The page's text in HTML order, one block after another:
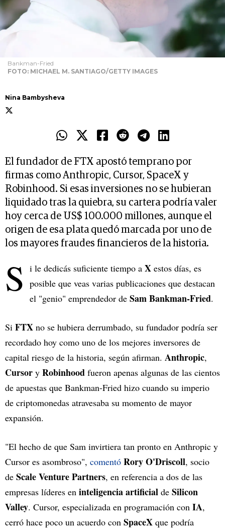
Bankman-Fried
FOTO: MICHAEL M. SANTIAGO/GETTY IMAGES
Nina Bambysheva
El fundador de FTX apostó temprano por
firmas como Anthropic, Cursor, SpaceX y
Robinhood. Si esas inversiones no se hubieran
liquidado tras la quiebra, su cartera podría valer
hoy cerca de US$ 100.000 millones, aunque el
origen de esa plata quedó marcada por uno de
los mayores fraudes financieros de la historia.
S i le dedicás suficiente tiempo a X estos días, es
posible que veas varias publicaciones que destacan
el "genio" emprendedor de Sam Bankman-Fried.
Si FTX no se hubiera derrumbado, su fundador podría ser
recordado hoy como uno de los mejores inversores de
capital riesgo de la historia, según afirman. Anthropic,
Cursor y Robinhood fueron apenas algunas de las cientos
de apuestas que Bankman-Fried hizo cuando su imperio
de criptomonedas atravesaba su momento de mayor
expansión.
"El hecho de que Sam invirtiera tan pronto en Anthropic y
Cursor es asombroso", comentó Rory O'Driscoll, socio
de Scale Venture Partners, en referencia a dos de las
empresas líderes en inteligencia artificial de Silicon
Valley. Cursor, especializada en programación con IA,
cerró hace poco un acuerdo con SpaceX que podría